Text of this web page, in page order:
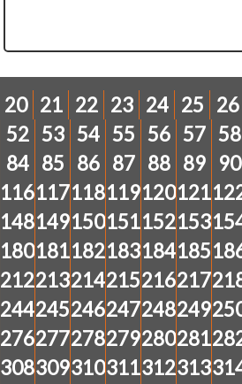
20 21 22 23 24 25 26
52 53 54 55 56 57 58
84 85 86 87 88 89 90
116117118119120121
148149150151152153
180181182183184185
212213214215216217
244245246247248249
276277278279280281
308309310311312313